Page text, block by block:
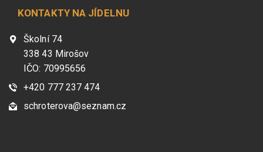
KONTAKTY NA JÍDELNU
Školní 74
338 43 Mirošov
IČO: 70995656
+420 777 237 474
schroterova@seznam.cz